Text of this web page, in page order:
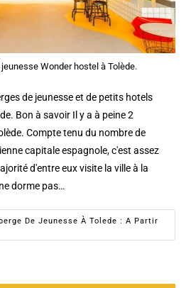
Wonder hostel à Tolède.
de jeunesse et de petits hotels
Bon à savoir Il y a à peine 2
Compte tenu du nombre de
capitale espagnole, c'est assez
d'entre eux visite la ville à la
dorme pas…
De Jeunesse À Tolede : A Partir